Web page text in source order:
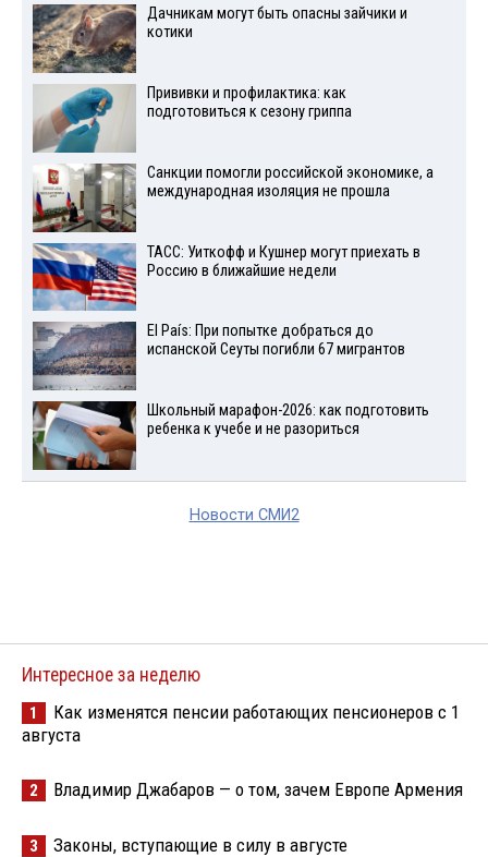
Дачникам могут быть опасны зайчики и
котики
Прививки и профилактика: как
подготовиться к сезону гриппа
Санкции помогли российской экономике, а
международная изоляция не прошла
ТАСС: Уиткофф и Кушнер могут приехать в
Россию в ближайшие недели
El País: При попытке добраться до
испанской Сеуты погибли 67 мигрантов
Школьный марафон-2026: как подготовить
ребенка к учебе и не разориться
Новости СМИ2
Интересное за неделю
1
Как изменятся пенсии работающих пенсионеров с 1
августа
2 Владимир Джабаров — о том, зачем Европе Армения
3 Законы, вступающие в силу в августе